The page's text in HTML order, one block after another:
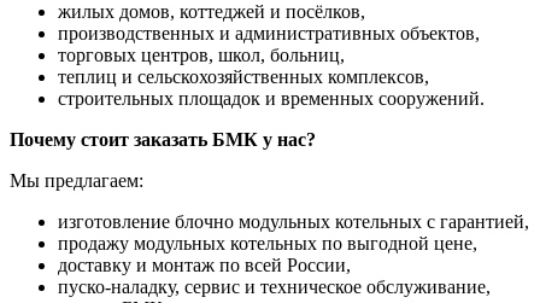
жилых домов, коттеджей и посёлков,
производственных и административных объектов,
торговых центров, школ, больниц,
теплиц и сельскохозяйственных комплексов,
строительных площадок и временных сооружений.
Почему стоит заказать БМК у нас?
Мы предлагаем:
изготовление блочно модульных котельных с гарантией,
продажу модульных котельных по выгодной цене,
доставку и монтаж по всей России,
пуско-наладку, сервис и техническое обслуживание,